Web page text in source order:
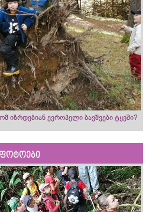
იზრდებიან ევროპელი ბავშვები ტყეში?
ფოტოები